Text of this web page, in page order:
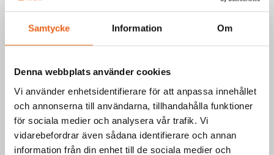
Samtycke Information Om
Denna webbplats använder cookies
Vi använder enhetsidentifierare för att anpassa innehållet
och annonserna till användarna, tillhandahålla funktioner
för sociala medier och analysera vår trafik. Vi
vidarebefordrar även sådana identifierare och annan
information från din enhet till de sociala medier och
SKÄROLJA 400 ML